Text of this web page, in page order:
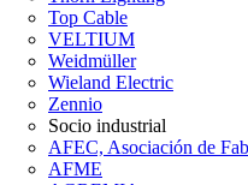
Top Cable
VELTIUM
Weidmüller
Wieland Electric
Zennio
Socio industrial
AFEC, Asociación de
AFME